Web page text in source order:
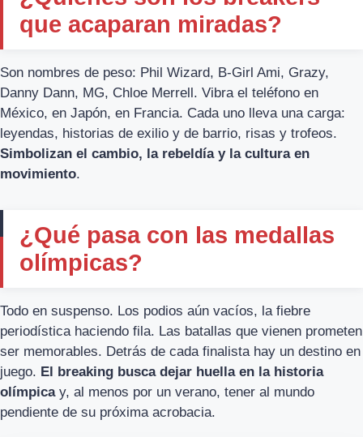
que acaparan miradas?
Son nombres de peso: Phil Wizard, B-Girl Ami, Grazy,
Danny Dann, MG, Chloe Merrell. Vibra el teléfono en
México, en Japón, en Francia. Cada uno lleva una carga:
leyendas, historias de exilio y de barrio, risas y trofeos.
Simbolizan el cambio, la rebeldía y la cultura en
movimiento.
¿Qué pasa con las medallas
olímpicas?
Todo en suspenso. Los podios aún vacíos, la fiebre
periodística haciendo fila. Las batallas que vienen prometen
ser memorables. Detrás de cada finalista hay un destino en
juego. El breaking busca dejar huella en la historia
olímpicay, al menos por un verano, tener al mundo
pendiente de su próxima acrobacia.